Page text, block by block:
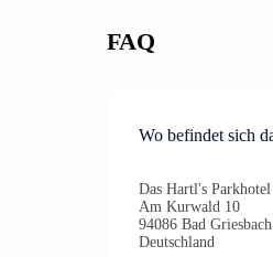
FAQ
Wo befindet sich
Das Hartl's
Am Kurwald 10
94086 Bad Griesbach
Deutschland